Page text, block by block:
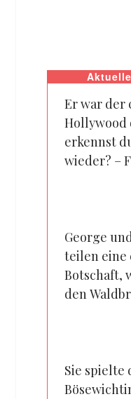
Er war der
Hollywood
erkennst
wieder? –
George
teilen eine
Botschaft,
den
Sie spielte